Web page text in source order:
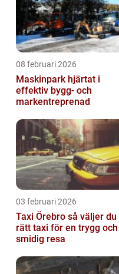
08 februari 2026
Maskinpark hjärtat i
effektiv bygg- och
markentreprenad
03 februari 2026
Taxi Örebro så väljer du
rätt taxi för en trygg och
smidig resa